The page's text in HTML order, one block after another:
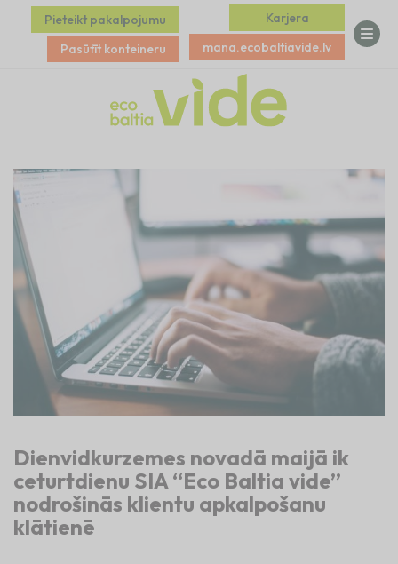
Pieteikt pakalpojumu
Pasūtīt konteineru
Karjera
mana.ecobaltiavide.lv
Dienvidkurzemes novadā maijā ik
ceturtdienu SIA “Eco Baltia vide”
nodrošinās klientu apkalpošanu
klātienē